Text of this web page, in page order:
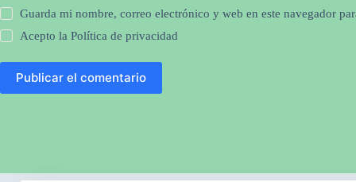
Guarda mi nombre, correo electrónico y web en este navegador
Acepto laPolítica de privacidad
Publicar el comentario